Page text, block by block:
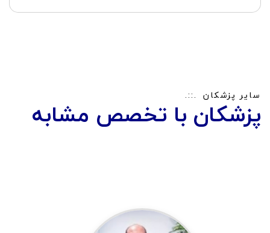
سایر پزشکان
پزشکان با تخصص مشابه